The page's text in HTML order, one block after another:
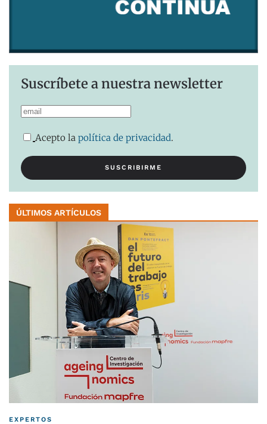
Suscríbete a nuestra newsletter
Acepto la política de privacidad.
ÚLTIMOS ARTÍCULOS
EXPERTOS